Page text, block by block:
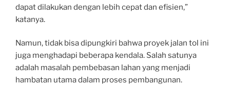
dapat dilakukan dengan lebih cepat dan efisien,”
katanya.
Namun, tidak bisa dipungkiri bahwa proyek jalan tol ini
juga menghadapi beberapa kendala. Salah satunya
adalah masalah pembebasan lahan yang menjadi
hambatan utama dalam proses pembangunan.